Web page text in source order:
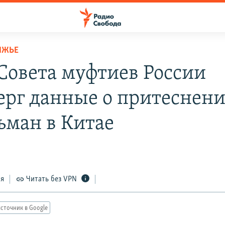
муфтиев России
данные о
в Китае
Читать без VPN
в Google